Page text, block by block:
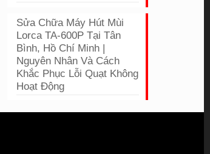
Sửa Chữa Máy Hút Mùi
Lorca TA-600P Tại Tân
Bình, Hồ Chí Minh |
Nguyên Nhân Và Cách
Khắc Phục Lỗi Quạt Không
Hoạt Động